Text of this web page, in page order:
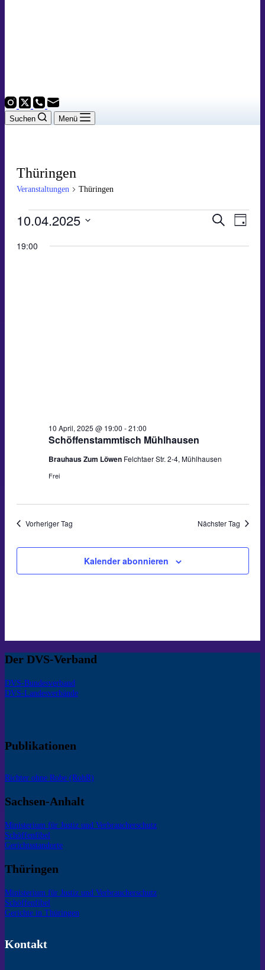
Suchen Menü
Thüringen
Veranstaltungen Thüringen
Veranstaltungen
10
und
Suche
Tag
10.04.2025
wählen.
19:00
Schöffenstammtisch Mühlhausen
10 April, 2025 @ 19:00 -21:00
Brauhaus Zum Löwen Felchtaer Str. 2-4, Mühlhausen
Frei
Vorheriger Tag Nächster Tag
Kalender abonnieren
Der DVS-Verband
DVS-Bundesverband
DVS-Landesverbände
Publikationen
Richter ohne Robe (RohR)
Sachsen-Anhalt
Ministerium für Justiz und Verbraucherschutz
Schöffenfibel
Gerichtsstandorte
Thüringen
Ministerium für Justiz und Verbraucherschutz
Schöffenfibel
Gerichte in Thüringen
Kontakt